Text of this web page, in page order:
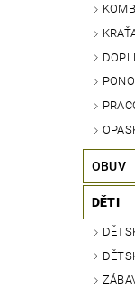
OBUV
DĚTI